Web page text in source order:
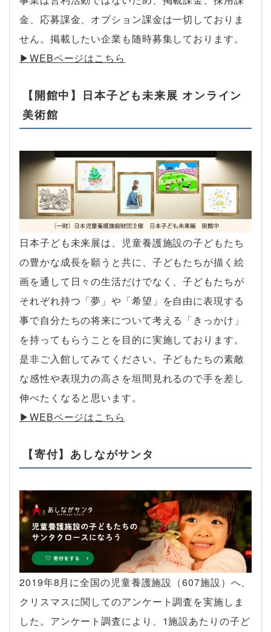
金、応募課金、オプション課金は一切しておりま
せん。掲載したい企業も随時募集しております。
▶︎WEBページはこちら
【開館中】日本子ども未来展 オンライン
美術館
日本子ども未来展は、児童養護施設の子どもたち
の豊かな成長を願うと共に、子どもたちが描く絵
画を通して日々の生活だけでなく、子どもたちが
それぞれ持つ「夢」や「希望」を自由に表現する
事で自分たちの将来について考える「きっかけ」
を持ってもらうことを目的に実施しております。
是非ご入館してみてください。子どもたちの素敵
な感性や表現力の高さを垣間見れるので手を差し
伸べたくなると思います。
▶︎WEBページはこちら
【寄付】あしながサンタ
2019年8月に全国の児童養護施設（607施設）へ、
クリスマスに関してのアンケート調査を実施しま
した。アンケート調査により、1施設あたりの子ど